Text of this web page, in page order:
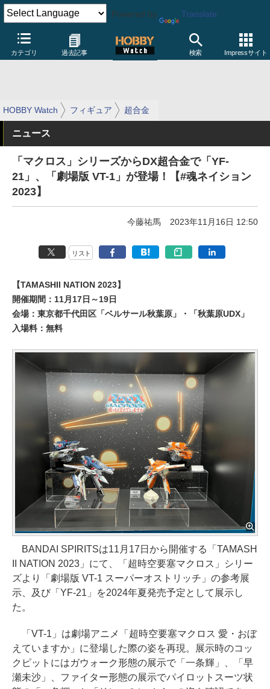
Powered by Translate
カテゴリ 過去記事 検索 Impressサイト
HOBBY Watch フィギュア 超合金
ニュース
「マクロス」シリーズからDX超合金で「YF-
21」、「劇場版 VT-1」が登場！【#魂ネイション
2023】
今藤祐馬 2023年11月16日 12:50
リスト
【TAMASHII NATION 2023】
開催期間：11月17日～19日
会場：東京都千代田区「ベルサール秋葉原」・「秋葉原UDX」
入場料：無料
BANDAI SPIRITSは11月17日から開催する「TAMASH
II NATION 2023」にて、「超時空要塞マクロス」シリー
ズより「劇場版 VT-1 スーパーオストリッチ」の参考展
示、及び「YF-21」を2024年夏発売予定として展示し
た。
「VT-1」は劇場アニメ「超時空要塞マクロス 愛・おぼ
えていますか」に登場した際の姿を再現。展示時のコッ
クピットにはガウォーク形態の展示で「一条輝」、「早
瀬未沙」、ファイター形態の展示でパイロットスーツ状